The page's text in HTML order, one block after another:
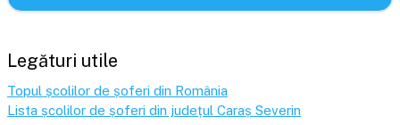
Legături utile
Topul școlilor de șoferi din România
Lista școlilor de șoferi din județul Caraș Severin